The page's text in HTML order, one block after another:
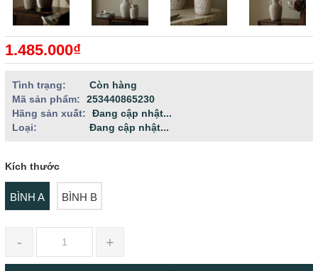
1.485.000₫
Tình trạng:
Còn hàng
Mã sản phẩm:
253440865230
Hãng sản xuất:
Đang cập nhật...
Loại:
Đang cập nhật...
Kích thước
BÌNH A BÌNH B
- +